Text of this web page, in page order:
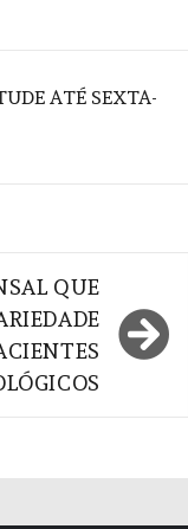
ATÉ SEXTA-
QUE